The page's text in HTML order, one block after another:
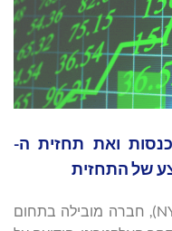
ואת תחזית ה-
ריסקיפייד Riskified Ltd.‎ ‏(NYSE: RSKD), חברה מובילה בתחום